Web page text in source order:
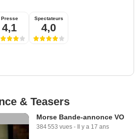
Presse
4,1
Spectateurs
4,0
& Teasers
Morse Bande-annonce VO
384 553 vues - Il y a 17 ans